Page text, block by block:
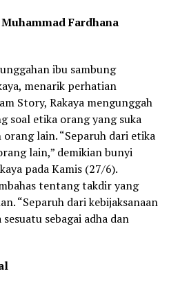
Fardhana
ibu sambung
menarik perhatian
Story, Rakaya mengunggah
soal etika orang yang suka
lain. “Separuh dari etika
lain,” demikian bunyi
pada Kamis (27/6).
tentang takdir yang
“Separuh dari kebijaksanaan
sebagai adha dan